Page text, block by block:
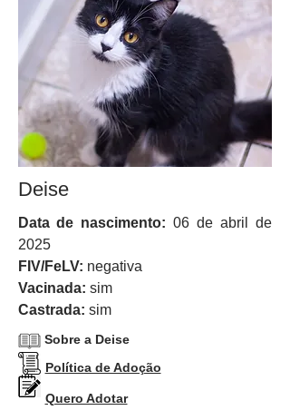
Deise
Data de nascimento: 06 de abril de
2025
FIV/FeLV: negativa
Vacinada: sim
Castrada: sim
Sobre a Deise
Política de Adoção
Quero Adotar